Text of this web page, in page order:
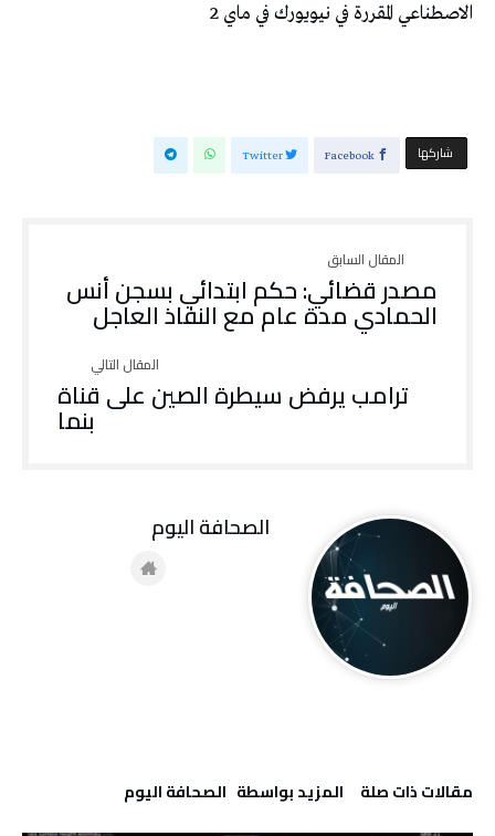
الاصطناعي المقررة في نيويورك في ماي 2
‫‫ شاركها‬ Facebook
Twitter
مصدر قضائي: حكم ابتدائي بسجن أنس
الحمادي مدة عام مع النفاذ العاجل
ترامب يرفض سيطرة الصين على قناة
بنما
‫مقالات ذات صلة‬ ‫‫المزيد بواسطة‬ ‬ ‭ ‬الصحافة‭ ‬اليوم